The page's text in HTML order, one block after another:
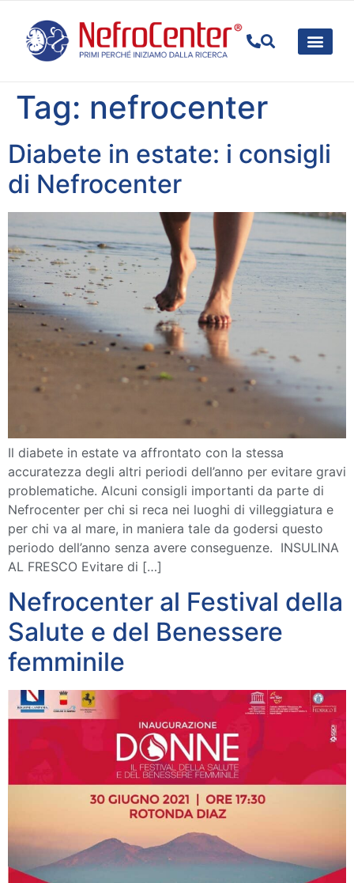
Tag: nefrocenter
Diabete in estate: i consigli
di Nefrocenter
Il diabete in estate va affrontato con la stessa
accuratezza degli altri periodi dell’anno per evitare gravi
problematiche. Alcuni consigli importanti da parte di
Nefrocenter per chi si reca nei luoghi di villeggiatura e
per chi va al mare, in maniera tale da godersi questo
periodo dell’anno senza avere conseguenze. INSULINA
AL FRESCO Evitare di […]
Nefrocenter al Festival della
Salute e del Benessere
femminile